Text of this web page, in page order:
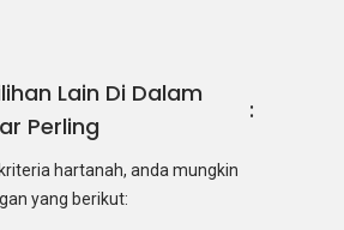
Lain Di Dalam
Perling
hartanah, anda mungkin
yang berikut: